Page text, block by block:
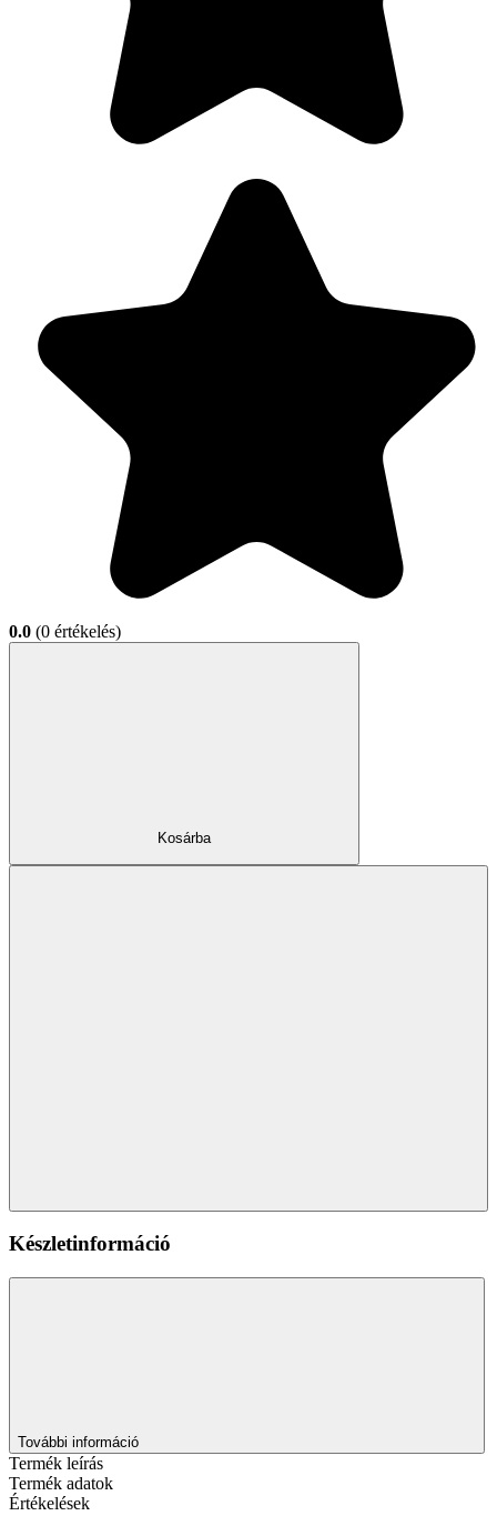
0.0 (0 értékelés)
Kosárba
Készletinformáció
További információ
Termék leírás
Termék adatok
Értékelések